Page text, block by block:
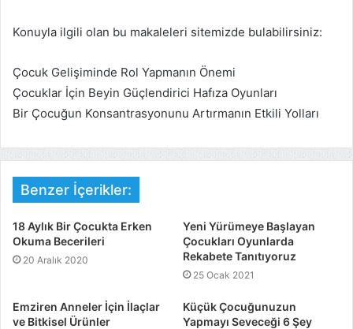
Konuyla ilgili olan bu makaleleri sitemizde bulabilirsiniz:
Çocuk Gelişiminde Rol Yapmanın Önemi
Çocuklar İçin Beyin Güçlendirici Hafıza Oyunları
Bir Çocuğun Konsantrasyonunu Artırmanın Etkili Yolları
Benzer İçerikler:
18 Aylık Bir Çocukta Erken
Okuma Becerileri
20 Aralık 2020
Yeni Yürümeye Başlayan
Çocukları Oyunlarda
Rekabete Tanıtıyoruz
25 Ocak 2021
Emziren Anneler İçin İlaçlar
ve Bitkisel Ürünler
Küçük Çocuğunuzun
Yapmayı Seveceği 6 Şey